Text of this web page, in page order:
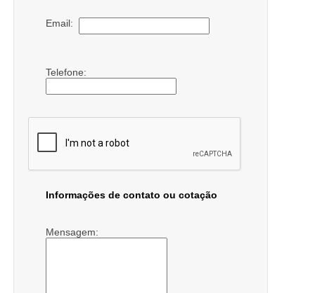
Email:
Telefone:
Informações de contato ou cotação
Mensagem: